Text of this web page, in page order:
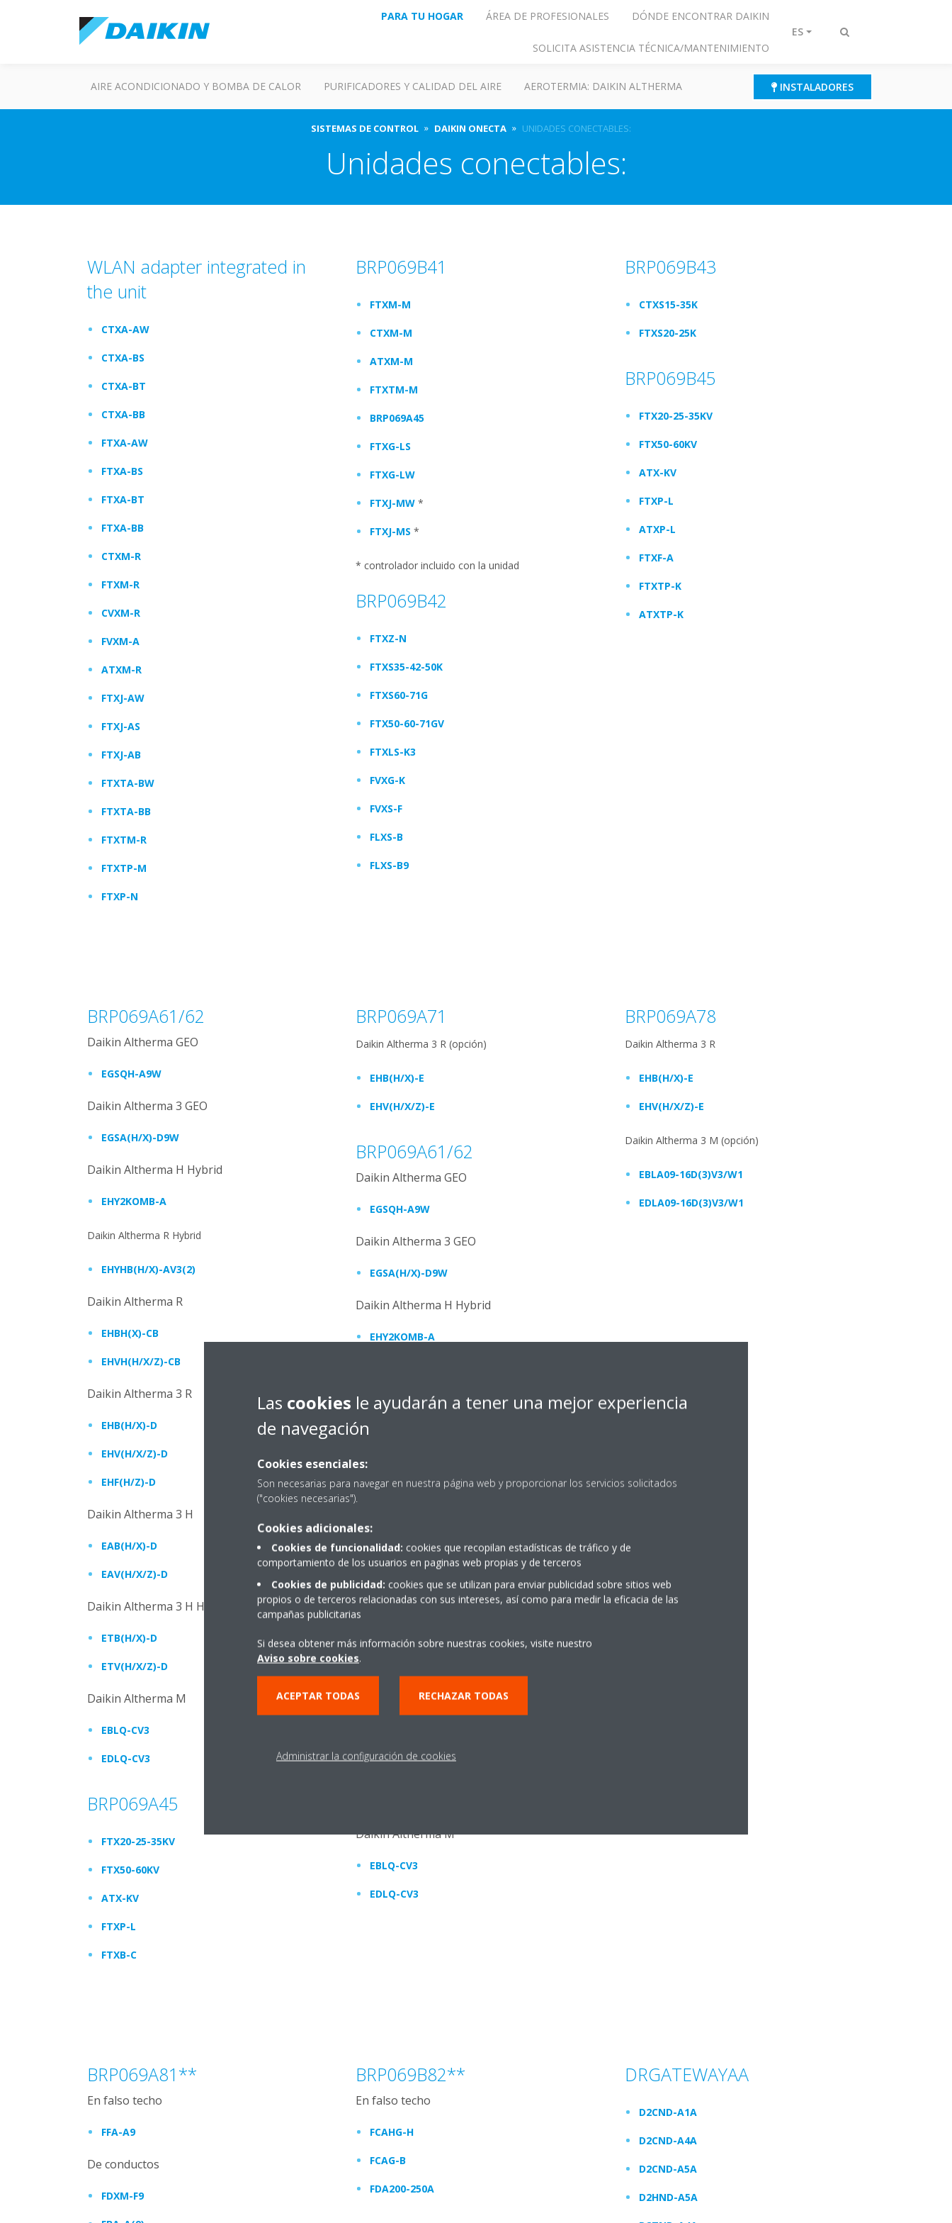
Alternar
PARA TU HOGAR ÁREA DE PROFESIONALES DÓNDE ENCONTRAR DAIKIN
SOLICITA ASISTENCIA TÉCNICA/MANTENIMIENTO
ES
AIRE ACONDICIONADO Y BOMBA DE CALOR PURIFICADORES Y CALIDAD DEL AIRE AEROTERMIA: DAIKIN ALTHERMA INSTALADORES
SISTEMAS DE CONTROL DAIKIN ONECTA UNIDADES CONECTABLES:
Unidades conectables:
WLAN adapter integrated in
the unit
CTXA-AW
CTXA-BS
CTXA-BT
CTXA-BB
FTXA-AW
FTXA-BS
FTXA-BT
FTXA-BB
CTXM-R
FTXM-R
CVXM-R
FVXM-A
ATXM-R
FTXJ-AW
FTXJ-AS
FTXJ-AB
FTXTA-BW
FTXTA-BB
FTXTM-R
FTXTP-M
FTXP-N
BRP069B41
FTXM-M
CTXM-M
ATXM-M
FTXTM-M
BRP069A45
FTXG-LS
FTXG-LW
FTXJ-MW *
FTXJ-MS *
* controlador incluido con la unidad
BRP069B42
FTXZ-N
FTXS35-42-50K
FTXS60-71G
FTX50-60-71GV
FTXLS-K3
FVXG-K
FVXS-F
FLXS-B
FLXS-B9
BRP069B43
CTXS15-35K
FTXS20-25K
BRP069B45
FTX20-25-35KV
FTX50-60KV
ATX-KV
FTXP-L
ATXP-L
FTXF-A
FTXTP-K
ATXTP-K
BRP069A61/62
Daikin Altherma GEO
EGSQH-A9W
Daikin Altherma 3 GEO
EGSA(H/X)-D9W
Daikin Altherma H Hybrid
EHY2KOMB-A
Daikin Altherma R Hybrid
EHYHB(H/X)-AV3(2)
Daikin Altherma R
EHBH(X)-CB
EHVH(H/X/Z)-CB
Daikin Altherma 3 R
EHB(H/X)-D
EHV(H/X/Z)-D
EHF(H/Z)-D
Daikin Altherma 3 H
EAB(H/X)-D
EAV(H/X/Z)-D
Daikin Altherma 3 H HT
ETB(H/X)-D
ETV(H/X/Z)-D
Daikin Altherma M
EBLQ-CV3
EDLQ-CV3
BRP069A45
FTX20-25-35KV
FTX50-60KV
ATX-KV
FTXP-L
FTXB-C
BRP069A71
Daikin Altherma 3 R (opción)
EHB(H/X)-E
EHV(H/X/Z)-E
BRP069A61/62
Daikin Altherma GEO
EGSQH-A9W
Daikin Altherma 3 GEO
EGSA(H/X)-D9W
Daikin Altherma H Hybrid
EHY2KOMB-A
EHYHB(H/X)-AV3(2)
Daikin Altherma R
Daikin Altherma 3 R
EHB(H/X)-D
EHV(H/X/Z)-D
Daikin Altherma 3 H
EAB(H/X)-D
Daikin Altherma M
EBLQ-CV3
EDLQ-CV3
BRP069A78
Daikin Altherma 3 R
EHB(H/X)-E
EHV(H/X/Z)-E
Daikin Altherma 3 M (opción)
EBLA09-16D(3)V3/W1
EDLA09-16D(3)V3/W1
BRP069A81**
En falso techo
FFA-A9
De conductos
FDXM-F9
BRP069B82**
En falso techo
FCAHG-H
FCAG-B
FDA200-250A
DRGATEWAYAA
D2CND-A1A
D2CND-A4A
D2CND-A5A
D2HND-A5A
Las cookies le ayudarán a tener una mejor experiencia
de navegación
Cookies esenciales:
Son necesarias para navegar en nuestra página web y proporcionar los servicios solicitados
("cookies necesarias").
Cookies adicionales:
Cookies de funcionalidad: cookies que recopilan estadísticas de tráfico y de
comportamiento de los usuarios en paginas web propias y de terceros
Cookies de publicidad: cookies que se utilizan para enviar publicidad sobre sitios web
propios o de terceros relacionadas con sus intereses, así como para medir la eficacia de las
campañas publicitarias
Si desea obtener más información sobre nuestras cookies, visite nuestro
Aviso sobre cookies.
ACEPTAR TODAS RECHAZAR TODAS
Administrar la configuración de cookies